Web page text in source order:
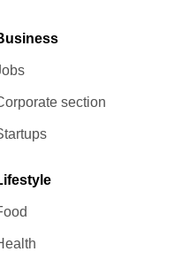
section